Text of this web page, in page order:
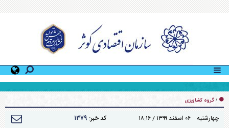
/ گروه کشاورزی
چهارشنبه ۰۶ اسفند ۱۳۹۹ / ۱۸:۱۶ کد خبر: ۱۳۷۹